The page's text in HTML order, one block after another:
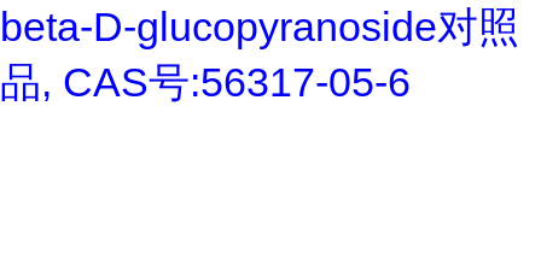
beta-D-glucopyranoside对照
品, CAS号:56317-05-6